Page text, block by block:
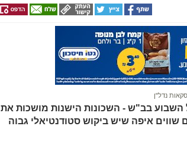
נדל"ן
בב"ש - השכונות הישנות מושכות את
איפה שיש ביקוש סטודנטיאלי גבוה